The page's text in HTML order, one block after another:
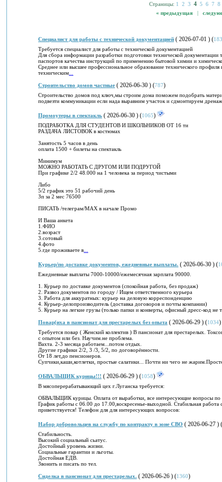
Страницы: 1 2 3 4 5 6 7 8
« предыдущая |
Специалист для работы с технической документацией ( 2026-07-01 ) (
Требуется специалист для работы с технической документацией
Для сбора информации разработки подготовки технической документации
паспортов качества инструкций по применению бытовой химии и
Среднее или высшее профессиональное образование технического
техническим
Строительство домов частные ( 2026-06-30 ) (787)
Строительство домов под ключ,мы строим дома поможем подобрать
подвезти коммуникации если нада выравним участок и сдмонтируем
Промоутеры в спектакль ( 2026-06-30 ) (1065)
ПОДРАБОТКА ДЛЯ СТУДЕНТОВ И ШКОЛЬНИКОВ ОТ 16 ти
РАЗДАЧА ЛИСТОВОК в костюмах
Занятость 5 часов в день
оплата 1500 + билеты на спектакль
Минимум
МОЖНО РАБОТАТЬ С ДРУГОМ ИЛИ ПОДРУГОЙ
При графике 2/2 48.000 на 1 человека за период чистыми
Либо
5/2 график это 51 рабочий день
Зп за 2 мес 76500
ПИСАТЬ /телеграм/МАХ в начале Промо
И Ваша анкета
1.ФИО
2.возраст
3.сотовый
4.фото
5.где проживаете в
Курьер/по доставке документов, ежедневные выплаты. ( 2026-06-30 ) (
Ежедневные выплаты 7000-10000/ежемесячная зарплата 90000.
1. Курьер по доставке документов (спокойная работа, без продаж)
2. Развоз документов по городу / Ищем ответственного курьера
3. Работа для аккуратных: курьер на деловую корреспонденцию
4. Курьер-делопроизводитель (доставка договоров и почты компании)
5. Курьер на легкие грузы (только папки и конверты, офисный дресс-код не
Повар(иха в пансионат для престарелых без опыта ( 2026-06-29 ) (1034)
Требуется повар ( Женский коллектив ) В пансионат для престарелых.
с опытом или без. Научим.не проблема.
Вахта. 2-3 месяца работаем...потом отдых.
Другие графики 2/2, 3 /3, 5/2, по договорённости.
От 18 лет,до пенсионеров.
Супчики,каши,котлетки, простые салатики... Почти ни чего не
ОБВАЛЬЩИК курицы!!! ( 2026-06-29 ) (1058)
В мясоперерабатывающий цех г.Луганска требуется:
ОБВАЛЬЩИК курицы. Оплата от выработки, все интересующие вопросы по
График работы с 06.00 до 17.00,воскресенье-выходной. Стабильная
приветствуется! Телефон для для интересующих вопросов:
Набор добровольцев на службу по контракту в зоне СВО ( 2026-06-27 ) (
Стабильность.
Высокий социальный сьатус.
Достойный уровень жизни.
Социальные гарантии и льготы.
Достойная ЕДВ.
Звонить и писать по тел.
Сиделка в пансионат для престарелых. ( 2026-06-26 ) (1360)